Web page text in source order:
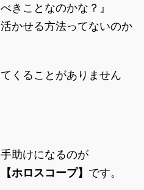
きことなのかな？』
かせる方法ってないのか
くることがありません
助けになるのが
【ホロスコープ】 です。